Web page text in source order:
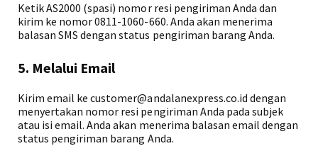
Ketik AS2000 (spasi) nomor resi pengiriman Anda dan
kirim ke nomor 0811-1060-660. Anda akan menerima
balasan SMS dengan status pengiriman barang Anda.
5. Melalui Email
Kirim email ke customer@andalanexpress.co.id dengan
menyertakan nomor resi pengiriman Anda pada subjek
atau isi email. Anda akan menerima balasan email dengan
status pengiriman barang Anda.